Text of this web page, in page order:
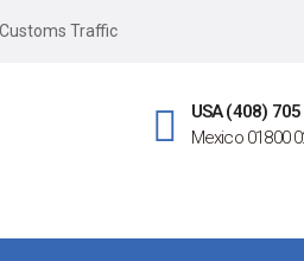
Traffic
USA (408)
Mexico 01800